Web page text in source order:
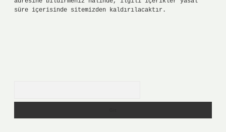
süre içerisinde sitemizden kaldırılacaktır.